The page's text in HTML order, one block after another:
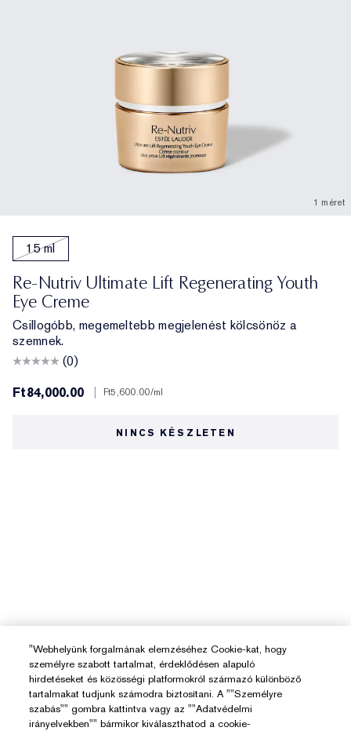
1 méret
15 ml
Re-Nutriv Ultimate Lift Regenerating Youth
Eye Creme
Csillogóbb, megemeltebb megjelenést kölcsönöz a
szemnek.
(0)
Ft84,000.00
Ft5,600.00/ml
NINCS KÉSZLETEN
"Webhelyünk forgalmának elemzéséhez Cookie-kat, hogy
személyre szabott tartalmat, érdeklődésen alapuló
hirdetéseket és közösségi platformokról származó különböző
tartalmakat tudjunk számodra biztosítani. A ""Személyre
szabás"" gombra kattintva vagy az ""Adatvédelmi
irányelvekben"" bármikor kiválaszthatod a cookie-